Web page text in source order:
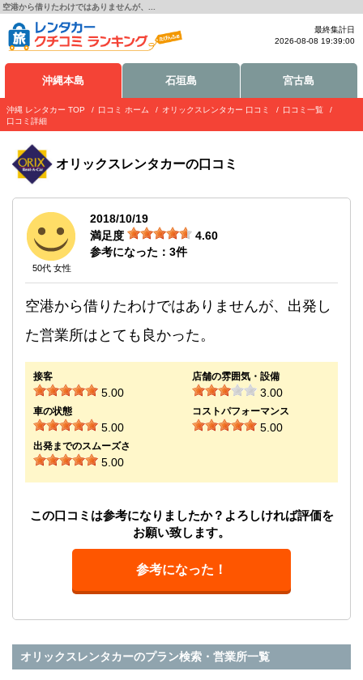
空港から借りたわけではありませんが、...
最終集計日
2026-08-08 19:39:00
沖縄本島 石垣島 宮古島
沖縄 レンタカー TOP 口コミ ホーム オリックスレンタカー 口コミ
口コミ一覧
口コミ詳細
オリックスレンタカーの口コミ
50代 女性
2018/10/19
満足度
4.60
参考になった： 3件
空港から借りたわけではありませんが、出発し
た営業所はとても良かった。
接客
5.00
店舗の雰囲気・設備
3.00
車の状態
5.00
コストパフォーマンス
5.00
出発までのスムーズさ
5.00
この口コミは参考になりましたか？よろしければ評価を
お願い致します。
参考になった！
オリックスレンタカーのプラン検索・営業所一覧